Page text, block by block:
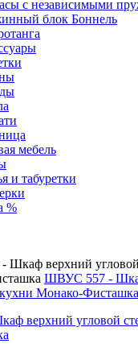
с независимыми
блок Боннель
мебель
и табуретки
%
верхний угловой
ШВУС 557 -
кухни Монако-Фисташка